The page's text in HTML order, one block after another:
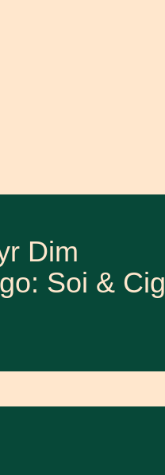
Dim
Soi & Cig